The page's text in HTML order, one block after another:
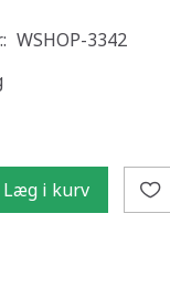
WSHOP-3342
Læg i kurv